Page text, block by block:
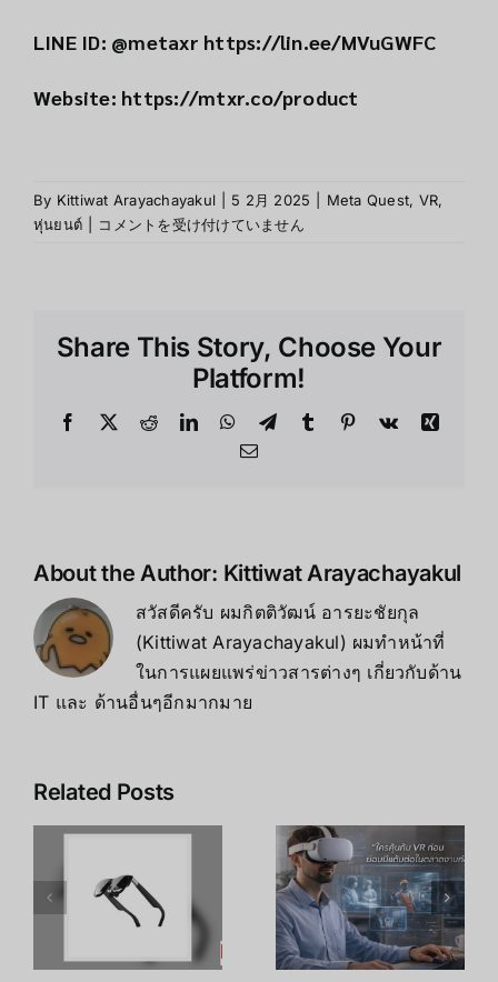
LINE ID: @metaxr https://lin.ee/MVuGWFC
Website: https://mtxr.co/product
By Kittiwat Arayachayakul 5 2月 2025 Meta Quest, VR,
หุ่นยนต์
“เกม
คอ
ไม่
コメントを受け付けていません
Share This Story, Choose Your
Platform!
Facebook
X RedditLinkedInWhatsApp
TelegramTumblr Pinterest
Vk
Xing
Email
About the Author: Kittiwat Arayachayakul
สวัสดีครับ ผมกิตติวัฒน์ อารยะชัยกุล
(Kittiwat Arayachayakul) ผมทำหน้าที่
ในการแผยแพร่ข่าวสารต่างๆ เกี่ยวกับด้าน
IT และ ด้านอื่นๆอีกมากมาย
Related Posts
Metaverse:
โอกาสทองที่
คุณเตรียมตัว
เพิ่ม
ประสิทธิภาพ
การเรียนรู้
ของพนักงาน
ด้วย